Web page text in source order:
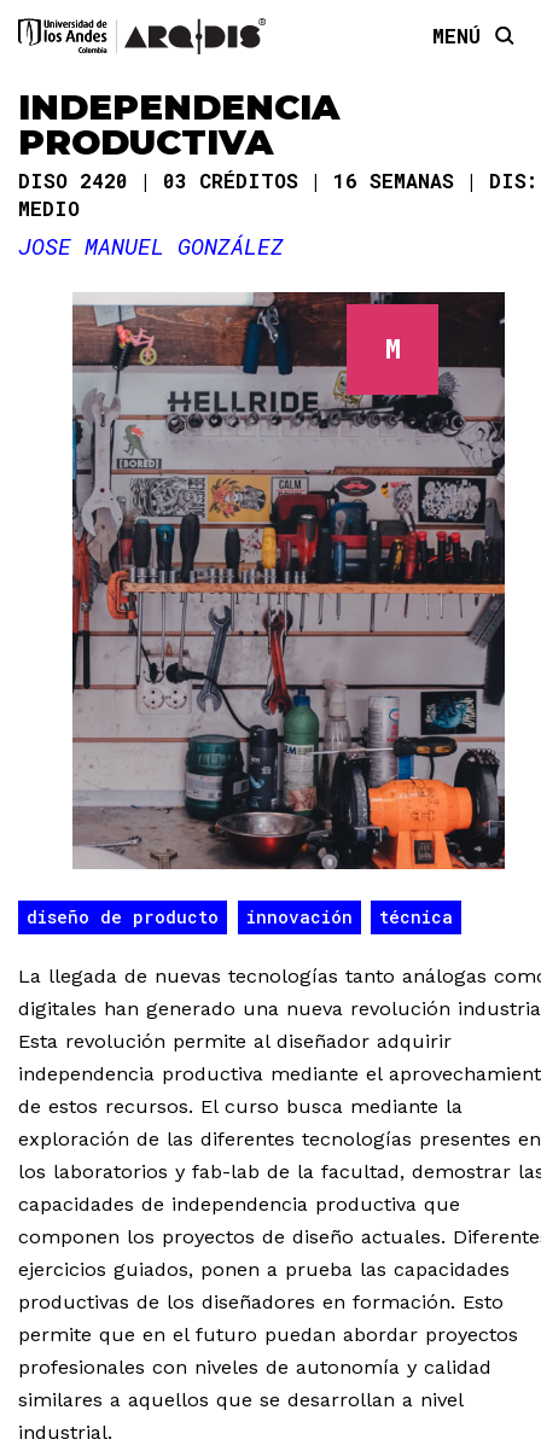
MENÚ
INDEPENDENCIA
PRODUCTIVA
DISO 2420 03 CRÉDITOS 16 SEMANAS
DIS:
MEDIO
JOSE MANUEL GONZÁLEZ
M
diseño de producto innovación técnica
La llegada de nuevas tecnologías tanto análogas
digitales han generado una nueva revolución
Esta revolución permite al diseñador adquirir
independencia productiva mediante el
de estos recursos. El curso busca mediante la
exploración de las diferentes tecnologías presentes en
los laboratorios y fab-lab de la facultad, demostrar
capacidades de independencia productiva que
componen los proyectos de diseño actuales.
ejercicios guiados, ponen a prueba las capacidades
productivas de los diseñadores en formación. Esto
permite que en el futuro puedan abordar proyectos
profesionales con niveles de autonomía y calidad
similares a aquellos que se desarrollan a nivel
industrial.